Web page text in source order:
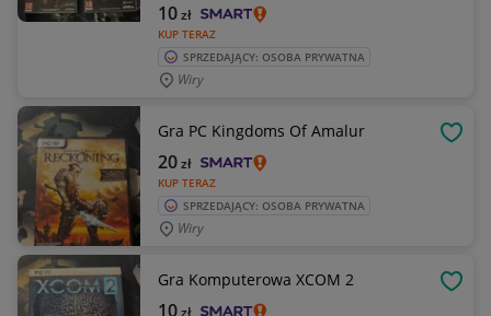
KUP TERAZ
10zł
SPRZEDAJĄCY: OSOBA PRYWATNA
Wiry
Gra PC Kingdoms Of Amalur
KUP TERAZ
20zł
SPRZEDAJĄCY: OSOBA PRYWATNA
Wiry
Gra Komputerowa XCOM 2
10zł